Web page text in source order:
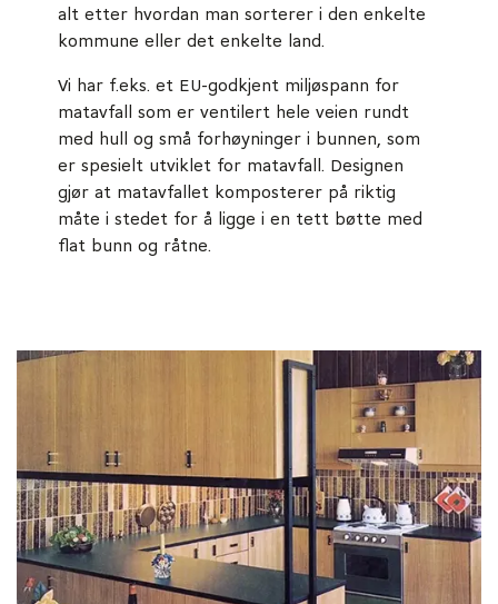
alt etter hvordan man sorterer i den enkelte
kommune eller det enkelte land.
Vi har f.eks. et EU-godkjent miljøspann for
matavfall som er ventilert hele veien rundt
med hull og små forhøyninger i bunnen, som
er spesielt utviklet for matavfall. Designen
gjør at matavfallet komposterer på riktig
måte i stedet for å ligge i en tett bøtte med
flat bunn og råtne.